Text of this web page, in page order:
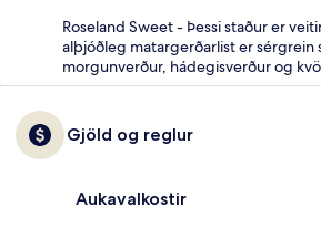
Roseland Sweet - Þessi staður er
alþjóðleg matargerðarlist er sérgrein
morgunverður, hádegisverður og
Gjöld og reglur
Aukavalkostir